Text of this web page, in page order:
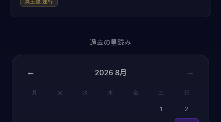
冥王星 逆行
過去の星読み
← 2026 8月 →
月 火 水 木 金 土 日
1 2